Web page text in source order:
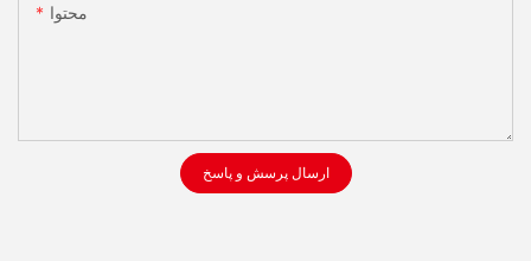
محتوا
ارسال پرسش و پاسخ